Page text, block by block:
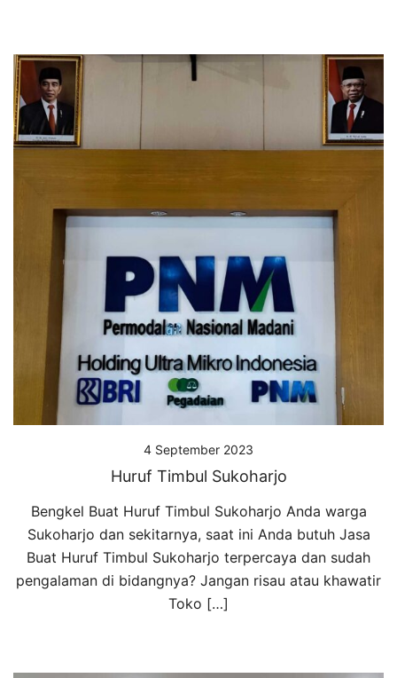
4 September 2023
Huruf Timbul Sukoharjo
Bengkel Buat Huruf Timbul Sukoharjo Anda warga
Sukoharjo dan sekitarnya, saat ini Anda butuh Jasa
Buat Huruf Timbul Sukoharjo terpercaya dan sudah
pengalaman di bidangnya? Jangan risau atau khawatir
Toko […]